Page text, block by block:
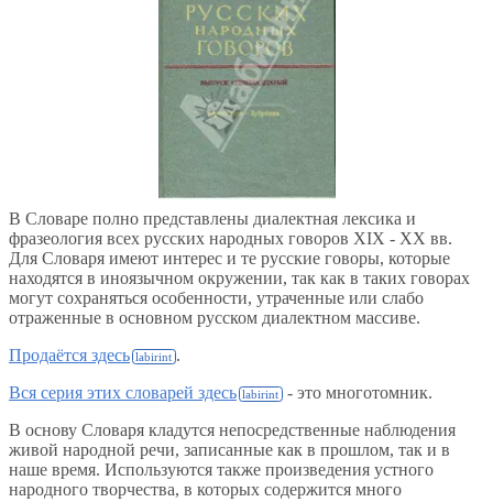
В Словаре полно представлены диалектная лексика и
фразеология всех русских народных говоров XIX - XX вв.
Для Словаря имеют интерес и те русские говоры, которые
находятся в иноязычном окружении, так как в таких говорах
могут сохраняться особенности, утраченные или слабо
отраженные в основном русском диалектном массиве.
Продаётся здесь
.
Вся серия этих словарей здесь
- это многотомник.
В основу Словаря кладутся непосредственные наблюдения
живой народной речи, записанные как в прошлом, так и в
наше время. Используются также произведения устного
народного творчества, в которых содержится много